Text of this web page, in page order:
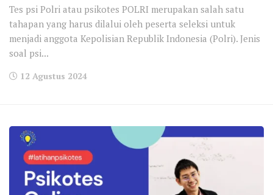
Tes psi Polri atau psikotes POLRI merupakan salah satu
tahapan yang harus dilalui oleh peserta seleksi untuk
menjadi anggota Kepolisian Republik Indonesia (Polri). Jenis
soal psi...
12 Agustus 2024